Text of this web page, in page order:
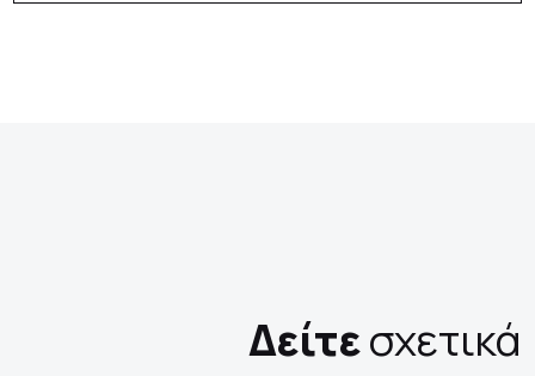
Δείτεσχετικά